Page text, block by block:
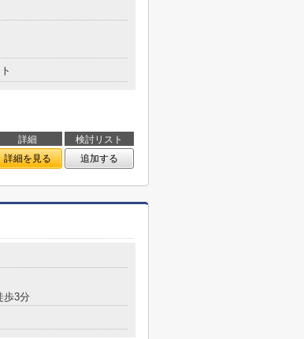
詳細
検討リスト
詳細を見る 追加する
3分